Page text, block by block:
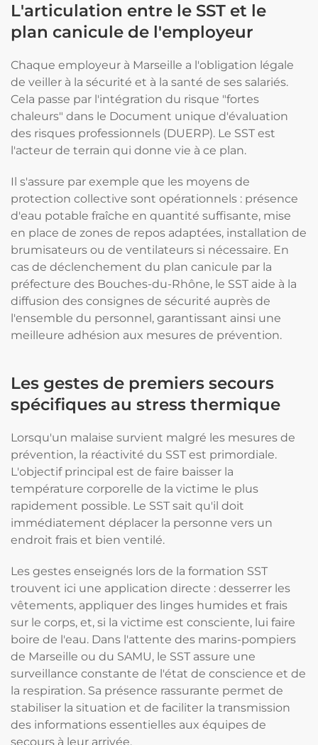
L'articulation entre le SST et le
plan canicule de l'employeur
Chaque employeur à Marseille a l'obligation légale
de veiller à la sécurité et à la santé de ses salariés.
Cela passe par l'intégration du risque "fortes
chaleurs" dans le Document unique d'évaluation
des risques professionnels (DUERP). Le SST est
l'acteur de terrain qui donne vie à ce plan.
Il s'assure par exemple que les moyens de
protection collective sont opérationnels : présence
d'eau potable fraîche en quantité suffisante, mise
en place de zones de repos adaptées, installation de
brumisateurs ou de ventilateurs si nécessaire. En
cas de déclenchement du plan canicule par la
préfecture des Bouches-du-Rhône, le SST aide à la
diffusion des consignes de sécurité auprès de
l'ensemble du personnel, garantissant ainsi une
meilleure adhésion aux mesures de prévention.
Les gestes de premiers secours
spécifiques au stress thermique
Lorsqu'un malaise survient malgré les mesures de
prévention, la réactivité du SST est primordiale.
L'objectif principal est de faire baisser la
température corporelle de la victime le plus
rapidement possible. Le SST sait qu'il doit
immédiatement déplacer la personne vers un
endroit frais et bien ventilé.
Les gestes enseignés lors de la formation SST
trouvent ici une application directe : desserrer les
vêtements, appliquer des linges humides et frais
sur le corps, et, si la victime est consciente, lui faire
boire de l'eau. Dans l'attente des marins-pompiers
de Marseille ou du SAMU, le SST assure une
surveillance constante de l'état de conscience et de
la respiration. Sa présence rassurante permet de
stabiliser la situation et de faciliter la transmission
des informations essentielles aux équipes de
secours à leur arrivée.